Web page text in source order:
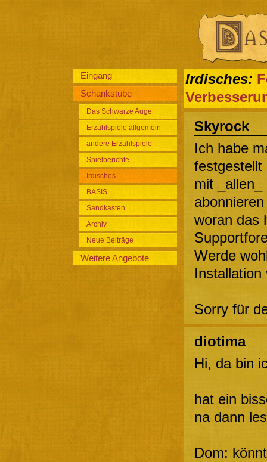
Eingang
Schankstube
Das Schwarze Auge
Erzählspiele allgemein
andere Erzählspiele
Spielberichte
Irdisches
BASIS
Sandkasten
Archiv
Neue Beiträge
Weitere Angebote
Irdisches:
Skyrock
Ich habe
festgestellt
mit
woran das
Werde
Installation
Sorry für
diotima
Hi, da bin
hat ein
na dann
Dom: